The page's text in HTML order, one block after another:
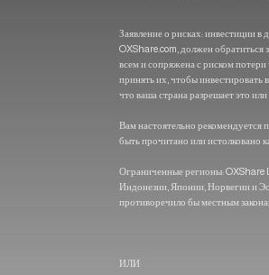
Заявление о рисках: инвестиции
OXShare.com, должен
всем и сопряжена с риском
принять их, чтобы инвестировать
что ваша страна разрешает это или
Вам настоятельно
быть прочитано или истолковано
Ограниченные регионы: OXShare
Индонезии, Японии, Норвегии и
противоречило бы местным
ИЛИ